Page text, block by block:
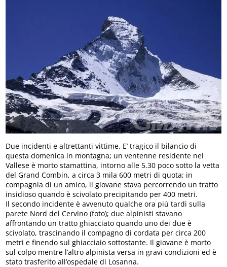
Due incidenti e altrettanti vittime. E’ tragico il bilancio di
questa domenica in montagna; un ventenne residente nel
Vallese è morto stamattina, intorno alle 5.30 poco sotto la vetta
del Grand Combin, a circa 3 mila 600 metri di quota; in
compagnia di un amico, il giovane stava percorrendo un tratto
insidioso quando è scivolato precipitando per 400 metri.
Il secondo incidente è avvenuto qualche ora più tardi sulla
parete Nord del Cervino (foto); due alpinisti stavano
affrontando un tratto ghiacciato quando uno dei due è
scivolato, trascinando il compagno di cordata per circa 200
metri e finendo sul ghiacciaio sottostante. Il giovane è morto
sul colpo mentre l’altro alpinista versa in gravi condizioni ed è
stato trasferito all’ospedale di Losanna.